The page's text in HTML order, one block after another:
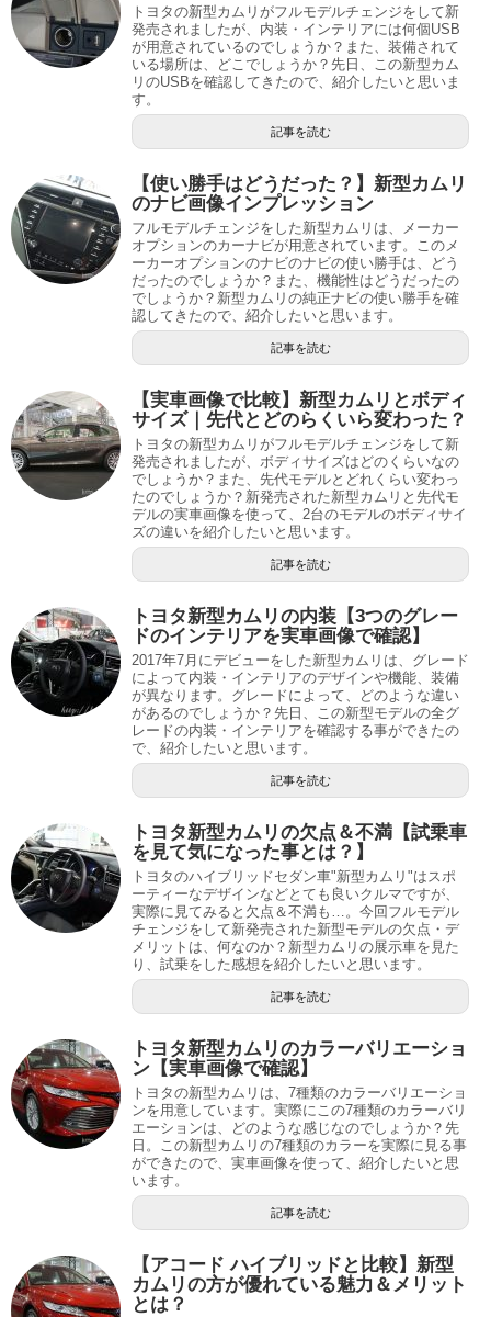
トヨタの新型カムリがフルモデルチェンジをして新
発売されましたが、内装・インテリアには何個USB
が用意されているのでしょうか？また、装備されて
いる場所は、どこでしょうか？先日、この新型カム
リのUSBを確認してきたので、紹介したいと思いま
す。
記事を読む
【使い勝手はどうだった？】新型カムリ
のナビ画像インプレッション
フルモデルチェンジをした新型カムリは、メーカー
オプションのカーナビが用意されています。このメ
ーカーオプションのナビのナビの使い勝手は、どう
だったのでしょうか？また、機能性はどうだったの
でしょうか？新型カムリの純正ナビの使い勝手を確
認してきたので、紹介したいと思います。
記事を読む
【実車画像で比較】新型カムリとボディ
サイズ｜先代とどのらくいら変わった？
トヨタの新型カムリがフルモデルチェンジをして新
発売されましたが、ボディサイズはどのくらいなの
でしょうか？また、先代モデルとどれくらい変わっ
たのでしょうか？新発売された新型カムリと先代モ
デルの実車画像を使って、2台のモデルのボディサイ
ズの違いを紹介したいと思います。
記事を読む
トヨタ新型カムリの内装【3つのグレー
ドのインテリアを実車画像で確認】
2017年7月にデビューをした新型カムリは、グレード
によって内装・インテリアのデザインや機能、装備
が異なります。グレードによって、どのような違い
があるのでしょうか？先日、この新型モデルの全グ
レードの内装・インテリアを確認する事ができたの
で、紹介したいと思います。
記事を読む
トヨタ新型カムリの欠点＆不満【試乗車
を見て気になった事とは？】
トヨタのハイブリッドセダン車"新型カムリ"はスポ
ーティーなデザインなどとても良いクルマですが、
実際に見てみると欠点＆不満も…。今回フルモデル
チェンジをして新発売された新型モデルの欠点・デ
メリットは、何なのか？新型カムリの展示車を見た
り、試乗をした感想を紹介したいと思います。
記事を読む
トヨタ新型カムリのカラーバリエーショ
ン【実車画像で確認】
トヨタの新型カムリは、7種類のカラーバリエーショ
ンを用意しています。実際にこの7種類のカラーバリ
エーションは、どのような感じなのでしょうか？先
日。この新型カムリの7種類のカラーを実際に見る事
ができたので、実車画像を使って、紹介したいと思
います。
記事を読む
【アコード ハイブリッドと比較】新型
カムリの方が優れている魅力＆メリット
とは？